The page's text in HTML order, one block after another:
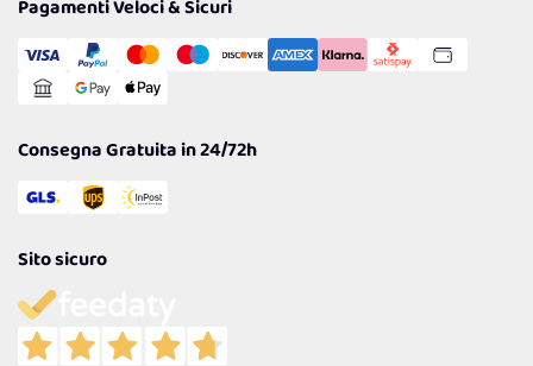
Cookie Policy
Gestisci Cookie
Reso Facile e Veloce
Pagamenti Veloci & Sicuri
Consegna Gratuita in 24/72h
Sito sicuro